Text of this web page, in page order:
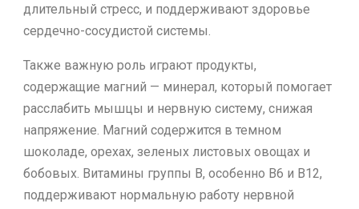
длительный стресс, и поддерживают здоровье
сердечно-сосудистой системы.
Также важную роль играют продукты,
содержащие магний — минерал, который помогает
расслабить мышцы и нервную систему, снижая
напряжение. Магний содержится в темном
шоколаде, орехах, зеленых листовых овощах и
бобовых. Витамины группы B, особенно B6 и B12,
поддерживают нормальную работу нервной